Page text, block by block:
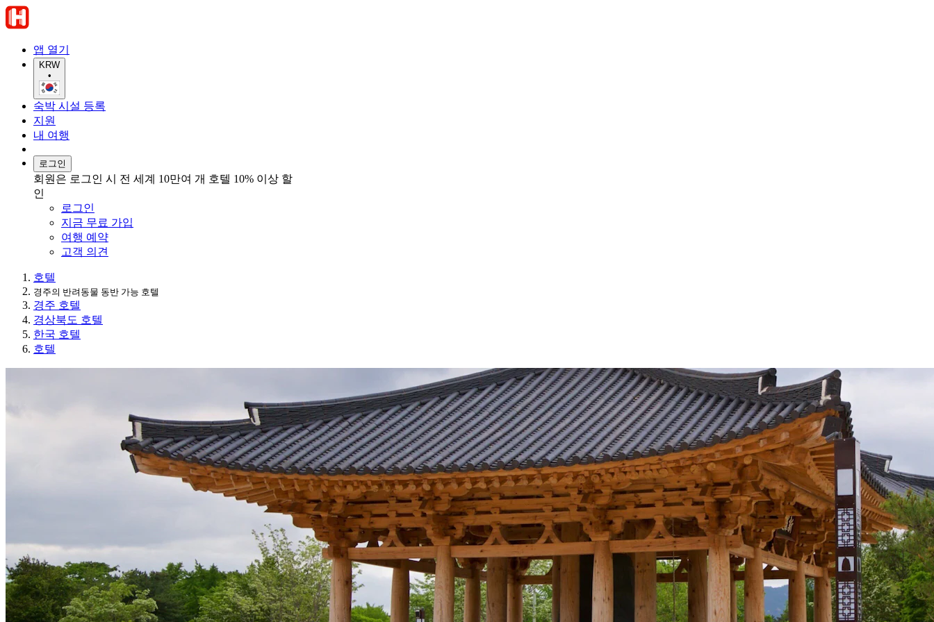
앱 열기
KRW
•
숙박 시설 등록
지원
내 여행
로그인
회원은 로그인 시 전 세계 10만여 개 호텔 10% 이상 할
인
로그인
지금 무료 가입
여행 예약
고객 의견
호텔
경주의 반려동물 동반 가능 호텔
경주 호텔
경상북도 호텔
한국 호텔
호텔